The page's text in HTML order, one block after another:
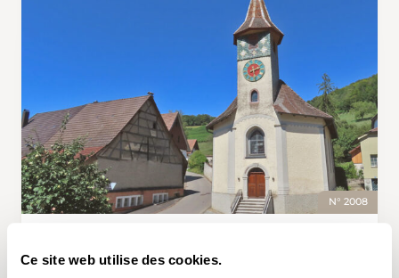
Ce site web utilise des cookies.
N° 2008
Boucle autour d’Osterfingen